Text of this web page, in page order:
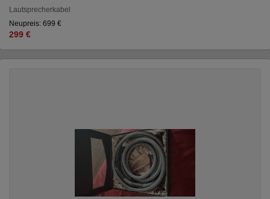
Lautsprecherkabel
Neupreis: 699 €
299 €